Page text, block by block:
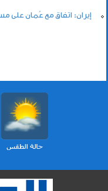
إيران: اتفاق مع عُمان على